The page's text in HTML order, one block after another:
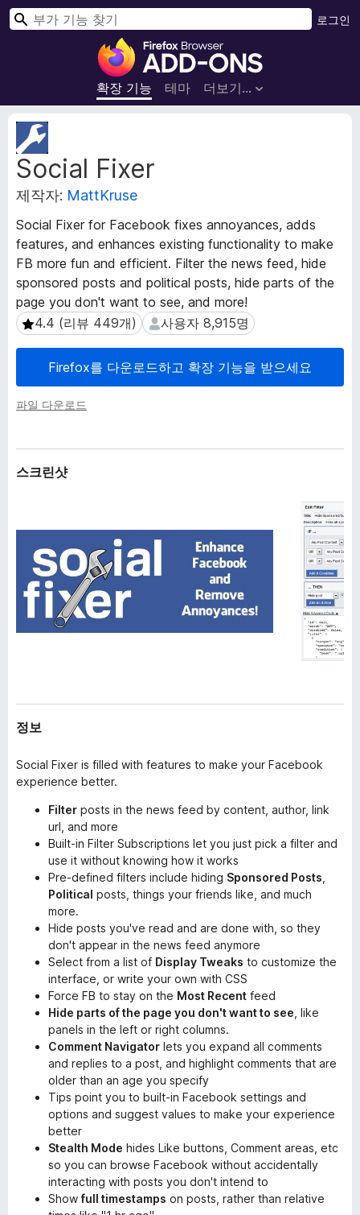
F
r
e
우
저
부
가
기
능
확장 기능 테마 더보기…
로그인
검
Social Fixer
제작자: MattKruse
Social Fixer for Facebook fixes annoyances, adds
features, and enhances existing functionality to make
FB more fun and efficient. Filter the news feed, hide
sponsored posts and political posts, hide parts of the
page you don't want to see, and more!
4.4 (리뷰 449개)
4.4 (리뷰 449개) 사용자 8,915명
사용자 8,915명
Firefox를 다운로드하고 확장 기능을 받으세요
파일 다운로드
확
장
메
타
데
터
스크린샷
정보
Social Fixer is filled with features to make your Facebook
experience better.
Filter posts in the news feed by content, author, link
url, and more
Built-in Filter Subscriptions let you just pick a filter and
use it without knowing how it works
Pre-defined filters include hiding Sponsored Posts
Political posts, things your friends like, and much
more.
Hide posts you've read and are done with, so they
don't appear in the news feed anymore
Select from a list of Display Tweaks to customize the
interface, or write your own with CSS
Force FB to stay on the Most Recent feed
Hide parts of the page you don't want to see , like
panels in the left or right columns.
Comment Navigator lets you expand all comments
and replies to a post, and highlight comments that are
older than an age you specify
Tips point you to built-in Facebook settings and
options and suggest values to make your experience
better
Stealth Mode hides Like buttons, Comment areas, etc
so you can browse Facebook without accidentally
interacting with posts you don't intend to
Showfull timestamps on posts, rather than relative